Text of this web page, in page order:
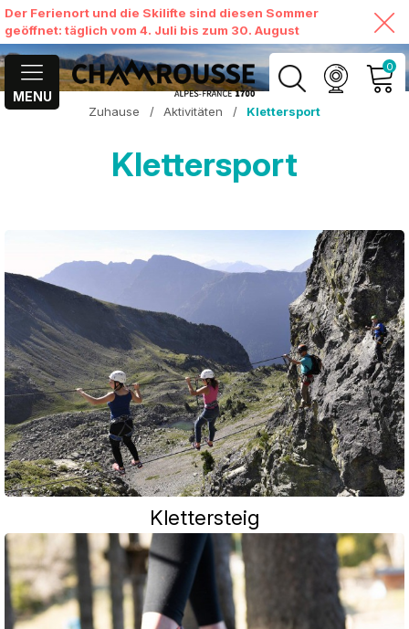
Der Ferienort und die Skilifte sind diesen Sommer
geöffnet: täglich vom 4. Juli bis zum 30. August
MENU
0
MEIN KONTO
MEINEN WARENKORB
Zuhause / Aktivitäten / Klettersport
Klettersport
Klettersteig